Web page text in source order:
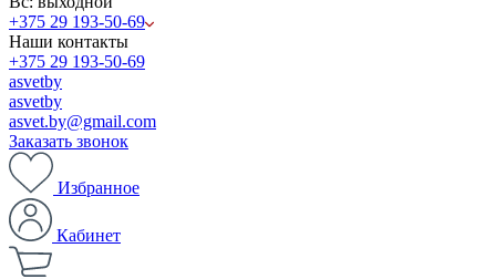
+375 29 193-50-69
Наши контакты
+375 29 193-50-69
asvetby
asvetby
asvet.by@gmail.com
Заказать звонок
Избранное
Кабинет